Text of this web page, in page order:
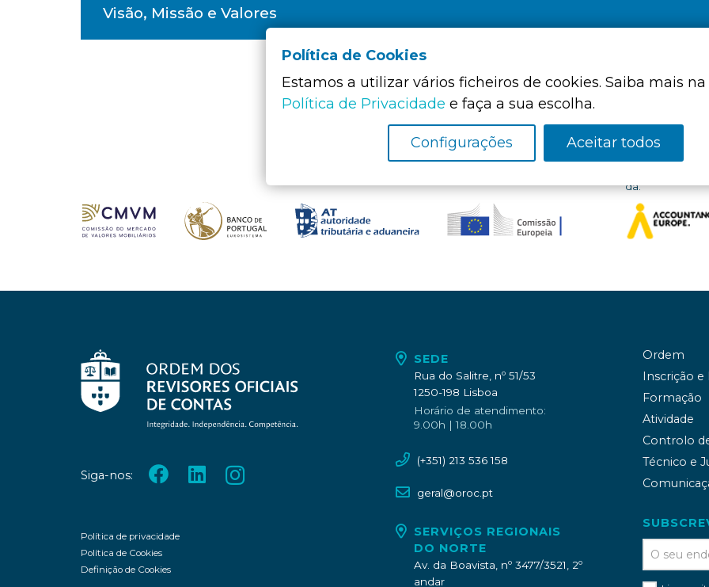
Visão, Missão e Valores
da:
Siga-nos:
Política de privacidade
Política de Cookies
Definição de Cookies
SEDE
Rua do Salitre, nº 51/53
1250-198 Lisboa
Horário de atendimento:
9.00h | 18.00h
(+351) 213 536 158
geral@oroc.pt
SERVIÇOS REGIONAIS
DO NORTE
Av. da Boavista, nº 3477/3521, 2º
andar
Ordem
Inscrição
Formação
Atividade
Controlo
Técnico e
Política de Cookies
Estamos a utilizar vários ficheiros de cookies. Saiba mais na
Política de Privacidade e faça a sua escolha.
Configurações Aceitar todos